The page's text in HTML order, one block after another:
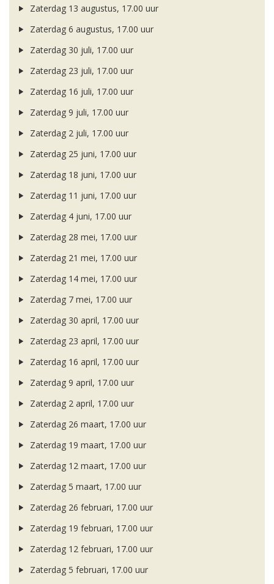
Zaterdag 13 augustus, 17.00 uur
Zaterdag 6 augustus, 17.00 uur
Zaterdag 30 juli, 17.00 uur
Zaterdag 23 juli, 17.00 uur
Zaterdag 16 juli, 17.00 uur
Zaterdag 9 juli, 17.00 uur
Zaterdag 2 juli, 17.00 uur
Zaterdag 25 juni, 17.00 uur
Zaterdag 18 juni, 17.00 uur
Zaterdag 11 juni, 17.00 uur
Zaterdag 4 juni, 17.00 uur
Zaterdag 28 mei, 17.00 uur
Zaterdag 21 mei, 17.00 uur
Zaterdag 14 mei, 17.00 uur
Zaterdag 7 mei, 17.00 uur
Zaterdag 30 april, 17.00 uur
Zaterdag 23 april, 17.00 uur
Zaterdag 16 april, 17.00 uur
Zaterdag 9 april, 17.00 uur
Zaterdag 2 april, 17.00 uur
Zaterdag 26 maart, 17.00 uur
Zaterdag 19 maart, 17.00 uur
Zaterdag 12 maart, 17.00 uur
Zaterdag 5 maart, 17.00 uur
Zaterdag 26 februari, 17.00 uur
Zaterdag 19 februari, 17.00 uur
Zaterdag 12 februari, 17.00 uur
Zaterdag 5 februari, 17.00 uur